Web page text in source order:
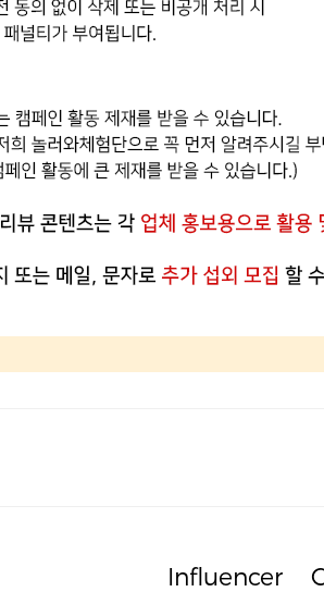
Influencer